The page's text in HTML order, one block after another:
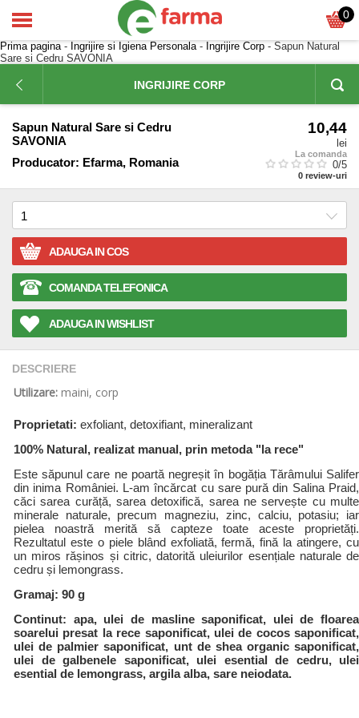
0
Prima pagina- Ingrijire si Igiena Personala- Ingrijire Corp - Sapun Natural
Sare si Cedru SAVONIA
INGRIJIRE CORP
Sapun Natural Sare si Cedru
SAVONIA
Producator: Efarma, Romania
10,44
lei
La comanda
0/5
0 review-uri
ADAUGA IN COS
COMANDA TELEFONICA
ADAUGA IN WISHLIST
DESCRIERE
Utilizare: maini, corp
Proprietati: exfoliant, detoxifiant, mineralizant
100% Natural, realizat manual, prin metoda "la rece"
Este săpunul care ne poartă negreșit în bogăția Tărâmului Salifer
din inima României. L-am încărcat cu sare pură din Salina Praid,
căci sarea curăță, sarea detoxifică, sarea ne servește cu multe
minerale naturale, precum magneziu, zinc, calciu, potasiu; iar
pielea noastră merită să capteze toate aceste proprietăți.
Rezultatul este o piele blând exfoliată, fermă, fină la atingere, cu
un miros rășinos și citric, datorită uleiurilor esențiale naturale de
cedru și lemongrass.
Gramaj: 90 g
Continut: apa, ulei de masline saponificat, ulei de floarea
soarelui presat la rece saponificat, ulei de cocos saponificat,
ulei de palmier saponificat, unt de shea organic saponificat,
ulei de galbenele saponificat, ulei esential de cedru, ulei
esential de lemongrass, argila alba, sare neiodata.